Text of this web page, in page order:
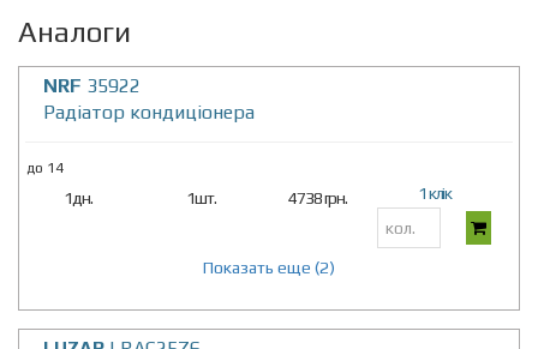
Аналоги
NRF 35922
Радіатор кондиціонера
до 14
1дн. 1шт. 4738 грн. 1 клік
Показать еще (2)